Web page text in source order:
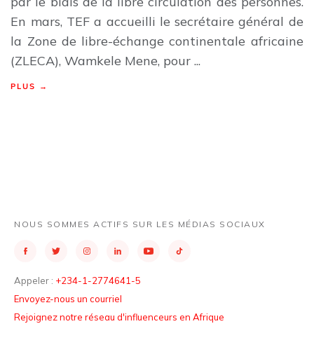
En mars, TEF a accueilli le secrétaire général de
la Zone de libre-échange continentale africaine
(ZLECA), Wamkele Mene, pour ...
PLUS →
NOUS SOMMES ACTIFS SUR LES MÉDIAS SOCIAUX
Appeler : +234-1-2774641-5
Envoyez-nous un courriel
Rejoignez notre réseau d'influenceurs en Afrique